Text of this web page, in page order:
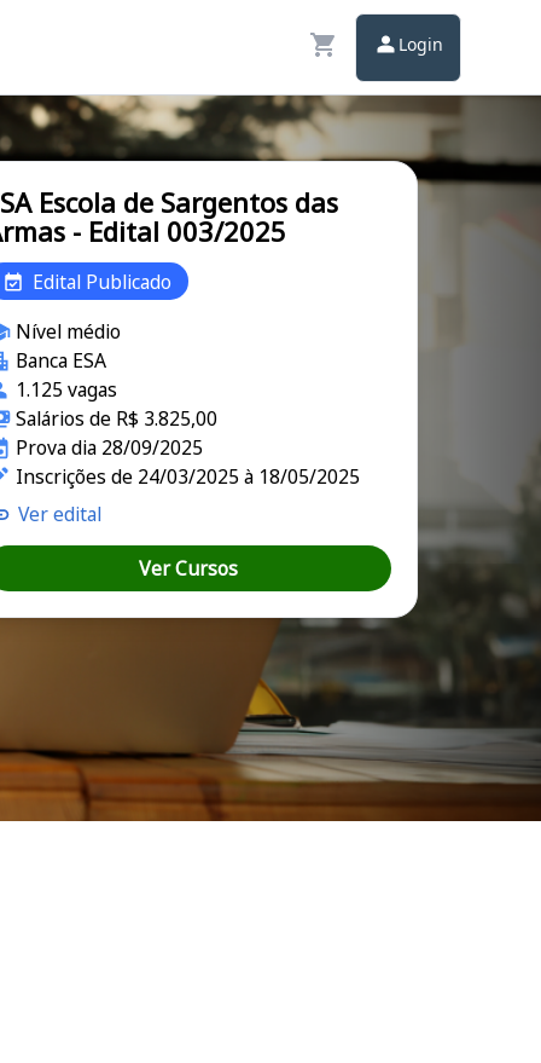
Login
Escola de Sargentos das
- Edital 003/2025
Edital Publicado
Nível médio
Banca ESA
1.125 vagas
Salários de R$ 3.825,00
Prova dia 28/09/2025
Inscrições de 24/03/2025 à 18/05/2025
Ver edital
Ver Cursos